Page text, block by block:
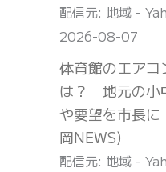
配信元: 地域 -
2026-08-07
体育館のエアコ
は？ 地元の小
や要望を市長
岡NEWS)
配信元: 地域 -